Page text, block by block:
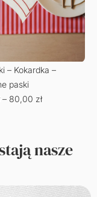
– Kokardka –
paski
– 80,00 zł
nasze